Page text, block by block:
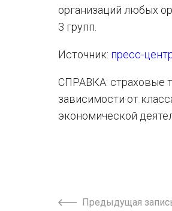
организаций любых
3 групп.
Источник: пресс-
СПРАВКА: страховые
зависимости от
экономической
Предыдущая